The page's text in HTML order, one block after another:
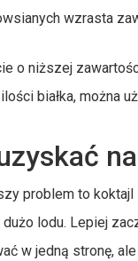
wzrasta
o niższej
białka, można
problem to
lodu. Lepiej
w jedną stronę,